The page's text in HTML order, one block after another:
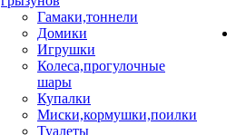
Гамаки,тоннели
Домики
Игрушки
Колеса,прогулочные
шары
Купалки
Миски,кормушки,поилки
Туалеты